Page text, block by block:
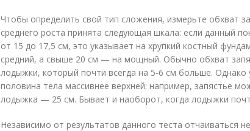
Чтобы определить свой тип сложения, измерьте обхват
среднего роста принята следующая шкала: если данный
от 15 до 17,5 см, это указывает на хрупкий костный
средний, а свыше 20 см — на мощный. Обычно обхват
лодыжки, который почти всегда на 5-6 см больше.
половина тела массивнее верхней: например, запястье
лодыжка — 25 см. Бывает и наоборот, когда лодыжки
Независимо от результатов данного теста отчаиваться